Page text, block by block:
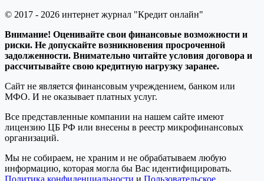
© 2017 - 2026 интернет журнал "Кредит онлайн"
Внимание! Оценивайте свои финансовые возможности и
риски. Не допускайте возникновения просроченной
задолженности. Внимательно читайте условия договора и
рассчитывайте свою кредитную нагрузку заранее.
Сайт не является финансовым учреждением, банком или
МФО. И не оказывает платных услуг.
Все представленные компании на нашем сайте имеют
лицензию ЦБ РФ или внесены в реестр микрофинансовых
организаций.
Мы не собираем, не храним и не обрабатываем любую
информацию, которая могла бы Вас идентифицировать.
Политика конфиденциальности и Пользовательское